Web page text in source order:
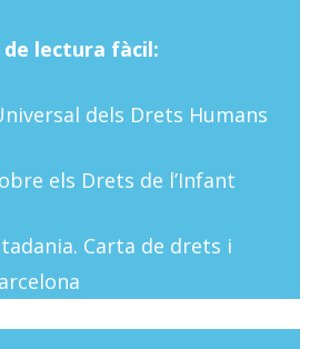
lectura fàcil:
dels Drets Humans
els Drets de l’Infant
Carta de drets i